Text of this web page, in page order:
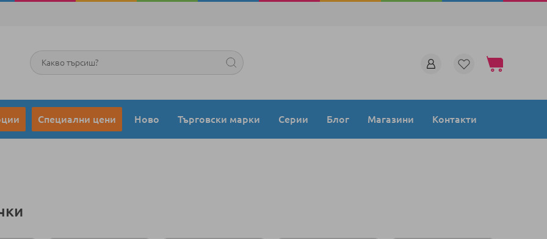
Моята количка
Търсене
Специални цени Ново Търговски марки Серии Блог Магазини Контакти